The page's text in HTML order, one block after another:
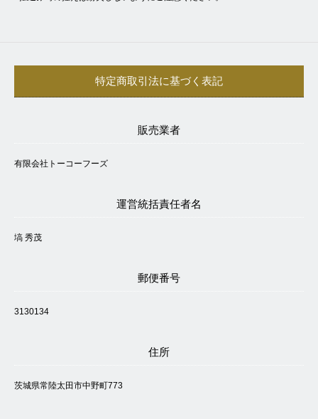
特定商取引法に基づく表記
販売業者
有限会社トーコーフーズ
運営統括責任者名
塙 秀茂
郵便番号
3130134
住所
茨城県常陸太田市中野町773